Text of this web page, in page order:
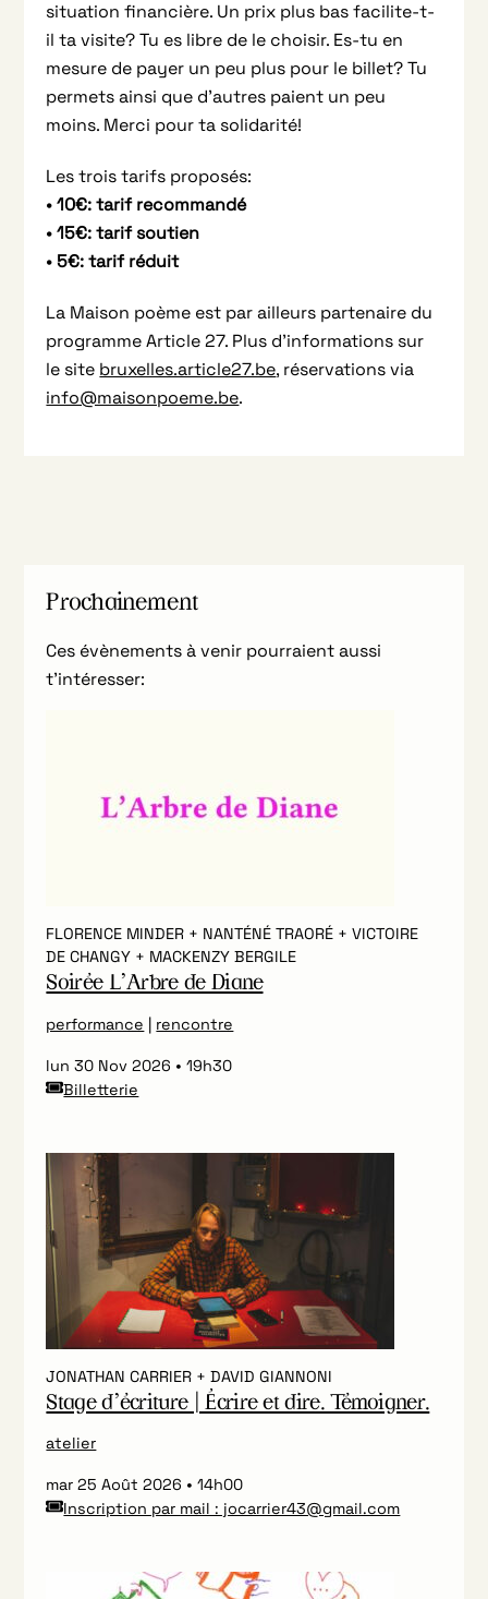
situation financière. Un prix plus bas facilite-t-
il ta visite? Tu es libre de le choisir. Es-tu en
mesure de payer un peu plus pour le billet? Tu
permets ainsi que d’autres paient un peu
moins. Merci pour ta solidarité!
Les trois tarifs proposés:
• 10€: tarif recommandé
• 15€: tarif soutien
• 5€: tarif réduit
La Maison poème est par ailleurs partenaire du
programme Article 27. Plus d’informations sur
le site bruxelles.article27.be, réservations via
info@maisonpoeme.be.
Prochainement
Ces évènements à venir pourraient aussi
t’intéresser:
FLORENCE MINDER + NANTÉNÉ TRAORÉ + VICTOIRE
DE CHANGY + MACKENZY BERGILE
Soirée L’Arbre de Diane
performance | rencontre
lun 30 Nov 2026
19h30
Billetterie
JONATHAN CARRIER + DAVID GIANNONI
Stage d’écriture | Écrire et dire. Témoigner.
atelier
mar 25 Août 2026
14h00
Inscription par mail : jocarrier43@gmail.com